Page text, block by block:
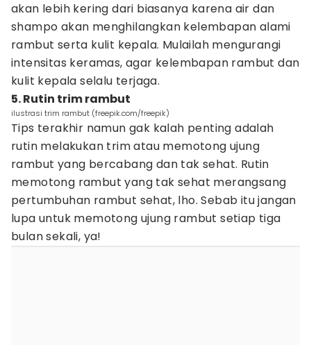
akan lebih kering dari biasanya karena air dan
shampo akan menghilangkan kelembapan alami
rambut serta kulit kepala. Mulailah mengurangi
intensitas keramas, agar kelembapan rambut dan
kulit kepala selalu terjaga.
5. Rutin trim rambut
ilustrasi trim rambut (freepik.com/freepik)
Tips terakhir namun gak kalah penting adalah
rutin melakukan trim atau memotong ujung
rambut yang bercabang dan tak sehat. Rutin
memotong rambut yang tak sehat merangsang
pertumbuhan rambut sehat, lho. Sebab itu jangan
lupa untuk memotong ujung rambut setiap tiga
bulan sekali, ya!